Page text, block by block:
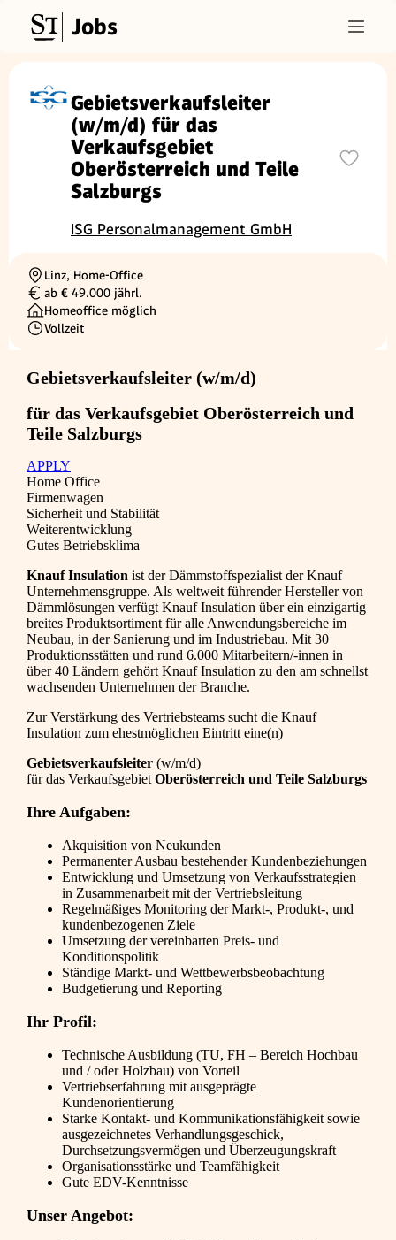
Jobs
Gebietsverkaufsleiter
(w/m/d) für das
Verkaufsgebiet
Oberösterreich und Teile
Salzburgs
ISG Personalmanagement GmbH
Ortschaft
Linz, Home-Office
Gehalt
ab € 49.000 jährl.
Homeoffice möglich
Beschäftigungsart
Vollzeit
Gebietsverkaufsleiter (w/m/d)
für das Verkaufsgebiet Oberösterreich und
Teile Salzburgs
APPLY
Home Office
Firmenwagen
Sicherheit und Stabilität
Weiterentwicklung
Gutes Betriebsklima
Knauf Insulation ist der Dämmstoffspezialist der Knauf
Unternehmensgruppe. Als weltweit führender Hersteller von
Dämmlösungen verfügt Knauf Insulation über ein einzigartig
breites Produktsortiment für alle Anwendungsbereiche im
Neubau, in der Sanierung und im Industriebau. Mit 30
Produktionsstätten und rund 6.000 Mitarbeitern/-innen in
über 40 Ländern gehört Knauf Insulation zu den am schnellst
wachsenden Unternehmen der Branche.
Zur Verstärkung des Vertriebsteams sucht die Knauf
Insulation zum ehestmöglichen Eintritt eine(n)
Gebietsverkaufsleiter (w/m/d)
für das Verkaufsgebiet Oberösterreich und Teile Salzburgs
Ihre Aufgaben:
Akquisition von Neukunden
Permanenter Ausbau bestehender Kundenbeziehungen
Entwicklung und Umsetzung von Verkaufsstrategien
in Zusammenarbeit mit der Vertriebsleitung
Regelmäßiges Monitoring der Markt-, Produkt-, und
kundenbezogenen Ziele
Umsetzung der vereinbarten Preis- und
Konditionspolitik
Ständige Markt- und Wettbewerbsbeobachtung
Budgetierung und Reporting
Ihr Profil:
Technische Ausbildung (TU, FH – Bereich Hochbau
und / oder Holzbau) von Vorteil
Vertriebserfahrung mit ausgeprägte
Kundenorientierung
Starke Kontakt- und Kommunikationsfähigkeit sowie
ausgezeichnetes Verhandlungsgeschick,
Durchsetzungsvermögen und Überzeugungskraft
Organisationsstärke und Teamfähigkeit
Gute EDV-Kenntnisse
Unser Angebot: